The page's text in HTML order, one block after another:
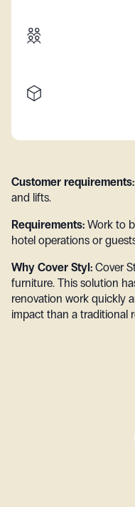
Customer requirements:
and lifts.
Requirements: Work to
hotel operations or
Why Cover Styl: Cover
furniture. This solution
renovation work quickly
impact than a traditional